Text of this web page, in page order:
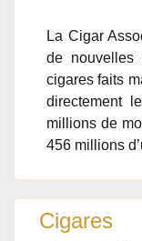
La Cigar
de nouvelles
cigares faits
directement
millions de
456 millions
Cigares